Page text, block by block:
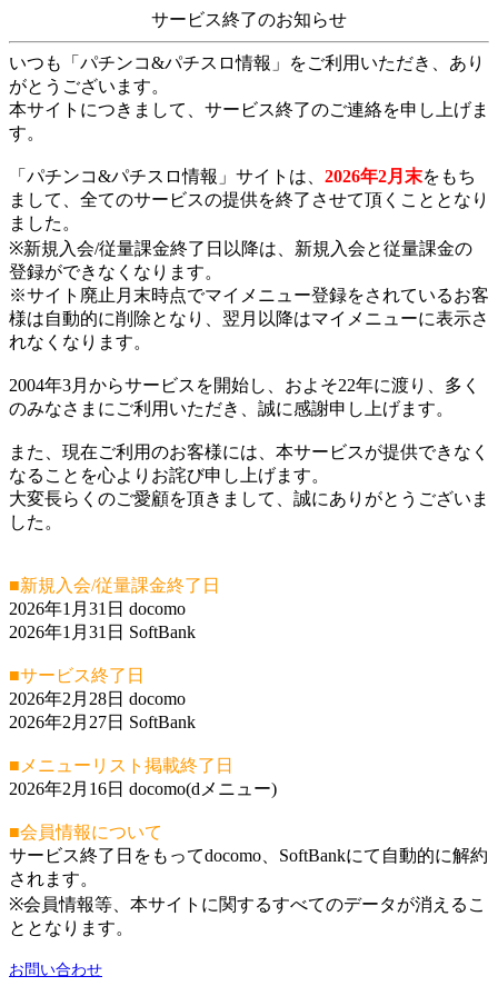
サービス終了のお知らせ
いつも「パチンコ&パチスロ情報」をご利用いただき、あり
がとうございます。
本サイトにつきまして、サービス終了のご連絡を申し上げま
す。
「パチンコ&パチスロ情報」サイトは、 2026年2月末をもち
まして、全てのサービスの提供を終了させて頂くこととなり
ました。
※新規入会/従量課金終了日以降は、新規入会と従量課金の
登録ができなくなります。
※サイト廃止月末時点でマイメニュー登録をされているお客
様は自動的に削除となり、翌月以降はマイメニューに表示さ
れなくなります。
2004年3月からサービスを開始し、およそ22年に渡り、多く
のみなさまにご利用いただき、誠に感謝申し上げます。
また、現在ご利用のお客様には、本サービスが提供できなく
なることを心よりお詫び申し上げます。
大変長らくのご愛顧を頂きまして、誠にありがとうございま
した。
■新規入会/従量課金終了日
2026年1月31日 docomo
2026年1月31日 SoftBank
■サービス終了日
2026年2月28日 docomo
2026年2月27日 SoftBank
■メニューリスト掲載終了日
2026年2月16日 docomo(dメニュー)
■会員情報について
サービス終了日をもってdocomo、SoftBankにて自動的に解約
されます。
※会員情報等、本サイトに関するすべてのデータが消えるこ
ととなります。
お問い合わせ